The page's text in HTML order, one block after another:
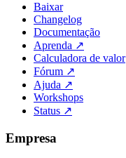
Baixar
Changelog
Documentação
Aprenda ↗
Calculadora de valor
Fórum ↗
Ajuda ↗
Workshops
Status ↗
Empresa